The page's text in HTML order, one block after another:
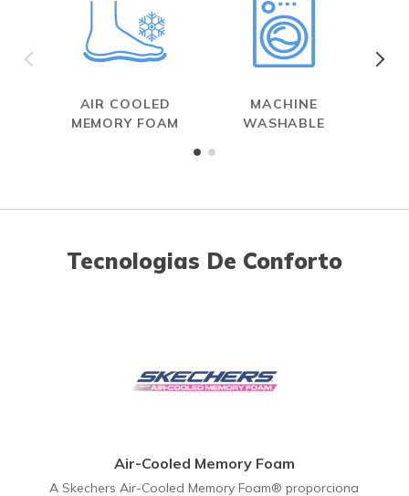
AIR COOLED
MEMORY FOAM
MACHINE
WASHABLE
Tecnologias De Conforto
Air-Cooled Memory Foam
A Skechers Air-Cooled Memory Foam® proporciona